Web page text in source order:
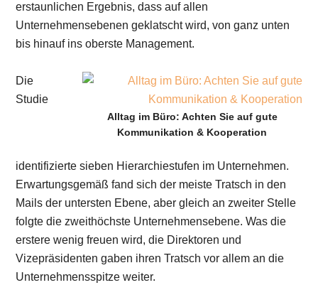
erstaunlichen Ergebnis, dass auf allen
Unternehmensebenen geklatscht wird, von ganz unten
bis hinauf ins oberste Management.
Alltag im Büro: Achten Sie auf gute
Kommunikation & Kooperation
Die
Studie
identifizierte sieben Hierarchiestufen im Unternehmen.
Erwartungsgemäß fand sich der meiste Tratsch in den
Mails der untersten Ebene, aber gleich an zweiter Stelle
folgte die zweithöchste Unternehmensebene. Was die
erstere wenig freuen wird, die Direktoren und
Vizepräsidenten gaben ihren Tratsch vor allem an die
Unternehmensspitze weiter.